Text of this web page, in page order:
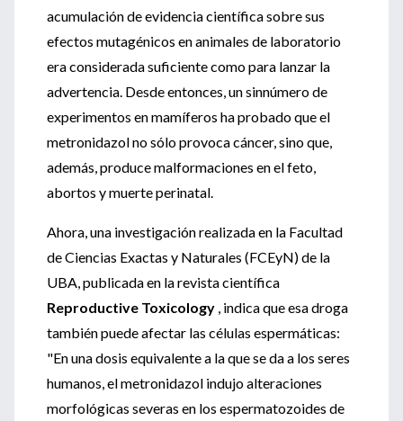
acumulación de evidencia científica sobre sus
efectos mutagénicos en animales de laboratorio
era considerada suficiente como para lanzar la
advertencia. Desde entonces, un sinnúmero de
experimentos en mamíferos ha probado que el
metronidazol no sólo provoca cáncer, sino que,
además, produce malformaciones en el feto,
abortos y muerte perinatal.
Ahora, una investigación realizada en la Facultad
de Ciencias Exactas y Naturales (FCEyN) de la
UBA, publicada en la revista científica
Reproductive Toxicology , indica que esa droga
también puede afectar las células espermáticas:
"En una dosis equivalente a la que se da a los seres
humanos, el metronidazol indujo alteraciones
morfológicas severas en los espermatozoides de